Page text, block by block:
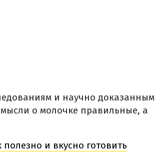
и научно доказанным
о молочке правильные, а
и вкусно готовить